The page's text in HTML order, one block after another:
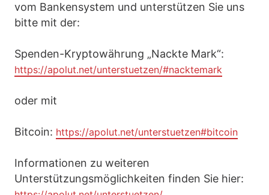
vom Bankensystem und unterstützen Sie uns
bitte mit der:
Spenden-Kryptowährung „Nackte Mark“:
https://apolut.net/unterstuetzen/#nacktemark
oder mit
Bitcoin: https://apolut.net/unterstuetzen#bitcoin
Informationen zu weiteren
Unterstützungsmöglichkeiten finden Sie hier: